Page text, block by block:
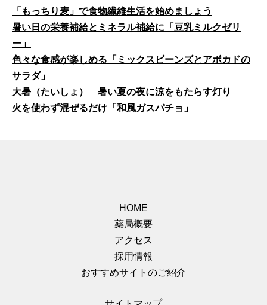
「もっちり麦」で食物繊維生活を始めましょう
暑い日の栄養補給とミネラル補給に「豆乳ミルクゼリ
ー」
色々な食感が楽しめる「ミックスビーンズとアボカドの
サラダ」
大暑（たいしょ） 暑い夏の夜に涼をもたらす灯り
火を使わず混ぜるだけ「和風ガスパチョ」
HOME
薬局概要
アクセス
採用情報
おすすめサイトのご紹介